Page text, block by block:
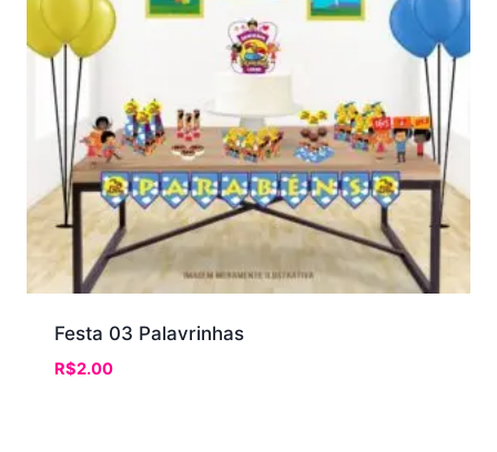
Festa 03 Palavrinhas
R$2.00